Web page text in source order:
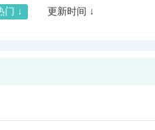
门 ↓ 更新时间 ↓